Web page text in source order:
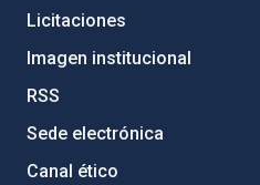
Licitaciones
Imagen institucional
RSS
Sede electrónica
Canal ético